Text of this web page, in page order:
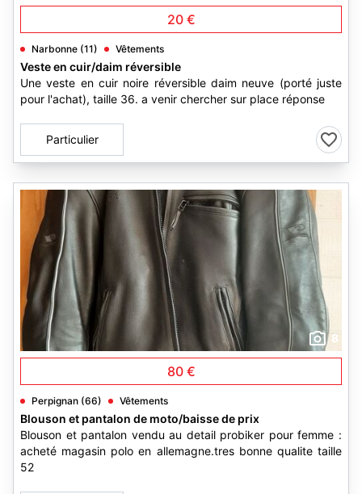
20 €
Narbonne (11) Vêtements
Veste en cuir/daim réversible
Une veste en cuir noire réversible daim neuve (porté juste
pour l'achat), taille 36. a venir chercher sur place réponse
Particulier
8
80 €
Perpignan (66) Vêtements
Blouson et pantalon de moto/baisse de prix
Blouson et pantalon vendu au detail probiker pour femme :
acheté magasin polo en allemagne.tres bonne qualite taille
52